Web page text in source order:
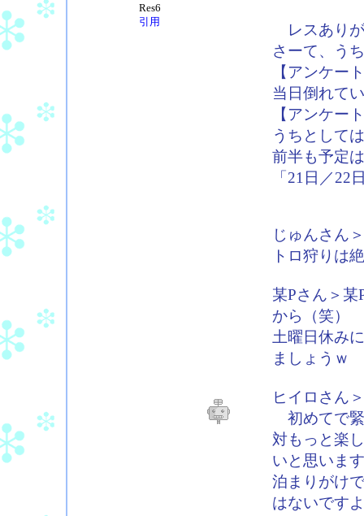
Res6
引用
レスあり
さーて、う
【アンケー
当日倒れて
【アンケー
うちとして
前半も予定
「21日／22
じゅんさん
トロ狩りは
某Pさん＞
から（笑）
土曜日休み
ましょうｗ
ヒイロさん
初めてで緊
対もっと楽し
いと思いま
泊まりがけで
はないです